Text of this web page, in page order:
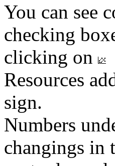
You can see
checking
clicking on
Resources
sign.
Numbers
changings in